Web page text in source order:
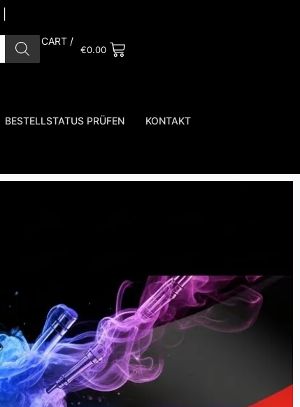
CART /
€0.00
BESTELLSTATUS PRÜFEN KONTAKT